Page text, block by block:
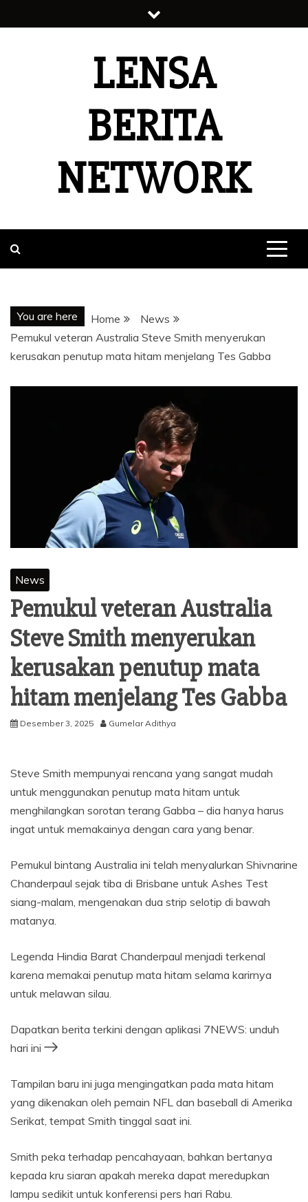
to
LENSA
BERITA
NETWORK
You are here Home
News
Pemukul veteran Australia Steve Smith menyerukan
kerusakan penutup mata hitam menjelang Tes Gabba
News
Pemukul veteran Australia
Steve Smith menyerukan
kerusakan penutup mata
hitam menjelang Tes Gabba
Desember 3, 2025 Gumelar Adithya
Steve Smith mempunyai rencana yang sangat mudah
untuk menggunakan penutup mata hitam untuk
menghilangkan sorotan terang Gabba – dia hanya harus
ingat untuk memakainya dengan cara yang benar.
Pemukul bintang Australia ini telah menyalurkan Shivnarine
Chanderpaul sejak tiba di Brisbane untuk Ashes Test
siang-malam, mengenakan dua strip selotip di bawah
matanya.
Legenda Hindia Barat Chanderpaul menjadi terkenal
karena memakai penutup mata hitam selama karirnya
untuk melawan silau.
Dapatkan berita terkini dengan aplikasi 7NEWS: unduh
hari ini
Tampilan baru ini juga mengingatkan pada mata hitam
yang dikenakan oleh pemain NFL dan baseball di Amerika
Serikat, tempat Smith tinggal saat ini.
Smith peka terhadap pencahayaan, bahkan bertanya
kepada kru siaran apakah mereka dapat meredupkan
lampu sedikit untuk konferensi pers hari Rabu.